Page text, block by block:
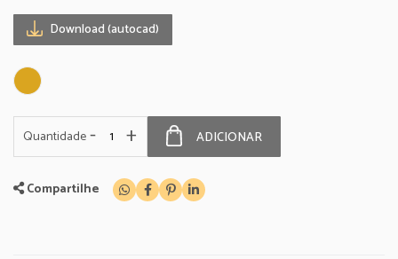
Download (autocad)
Quantidade- + ADICIONAR
Compartilhe